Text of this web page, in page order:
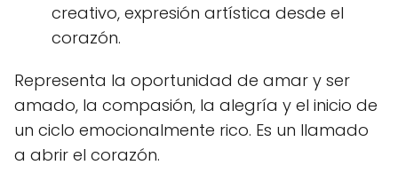
creativo, expresión artística desde el
corazón.
Representa la oportunidad de amar y ser
amado, la compasión, la alegría y el inicio de
un ciclo emocionalmente rico. Es un llamado
a abrir el corazón.